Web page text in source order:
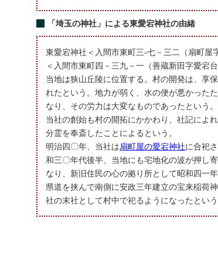
「埼玉の神社」による東愛宕神社の由緒
東愛宕神社＜入間市東町三‐七－三二（扇町屋
＜入間市東町四－三九－一（善蔵新田字愛宕
当地は狭山丘陵に位置する。村の開発は、享
れたという。地力が弱く、水の便が悪かった
なり、その労力は大変なものであったという
当社の創始も村の開拓にかかわり、社記によ
分霊を奉斎したことによるという。
明治四〇年、当社は扇町屋の愛宕神社に合祀
和三〇年代後半、当地にも宅地化の波が押し
なり、新旧住民の心の拠り所として昭和四一
県道を挟んで南側に安政三年建立の宝来稲荷
社の末社として村中で祀るようになったとい